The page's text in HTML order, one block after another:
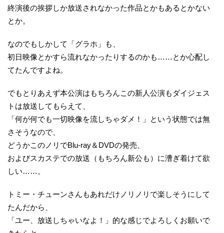
終演後の挨拶しか放送されなかった作品とかもあるとかない
とか。
なのでもしかして「グラホ」も、
初日映像とかすら流れなかったりするのかも……とか心配し
てたんですよね。
でもとりあえず本公演はもちろんこの新人公演もダイジェス
トは放送してもらえて、
「何が何でも一切映像を流しちゃダメ！」という状態では無
さそうなので、
どうかこのノリでBlu-ray＆DVDの発売、
およびスカステでの放送（もちろん新公も）に漕ぎ着けて欲
しい……。
トミー・チューンさんもあれだけノリノリで楽しそうにして
たんだから、
「ユー、放送しちゃいなよ！」的な感じでよろしくお願いで